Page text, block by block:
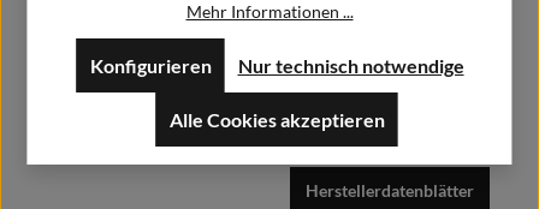
Weisweilerstr.20-22
info@alfashirt.de
Herstellerdatenblätter
Mehr Informationen ...
Nur technisch notwendige
Konfigurieren
Alle Cookies akzeptieren